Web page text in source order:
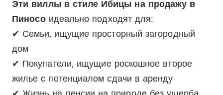
Эти виллы в стиле Ибицы на продажу в
Пиносоидеально подходят для:
✔ Семьи, ищущие просторный загородный
дом
✔ Покупатели, ищущие роскошное второе
жилье с потенциалом сдачи в аренду